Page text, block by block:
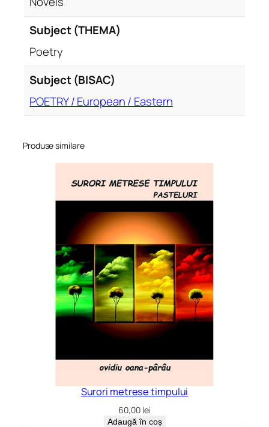
Subject (THEMA)
Poetry
Subject (BISAC)
POETRY / European / Eastern
Produse similare
Surori metrese timpului
60,00 lei
Adaugă în coș